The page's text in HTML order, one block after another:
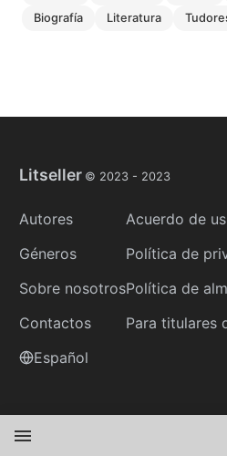
biografía
literatura
Litseller © 2023 - 2023
Autores
Géneros
Sobre nosotros
Contactos
Acuerdo de
Política de
Política de
Para titulares
Español